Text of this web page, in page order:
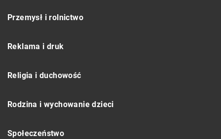
Przemysł i rolnictwo
Reklama i druk
Religia i duchowość
Rodzina i wychowanie dzieci
Społeczeństwo